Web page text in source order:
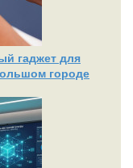
гаджет для
городе